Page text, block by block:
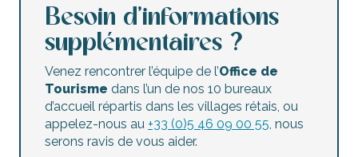
Évasion sensorielle : éveil des sens au cœur des marais
Atelier pâtisserie par l'Abeille de Ré
Visite guidée - découverte de l'ostréiculture rétaise
Le Nouveau Cirque Zavatta
Reconstruction de l'écluse du Creu d'chu
Visite d’écluses à poissons animée par l’ADEPIR
Sortie nature - Safari à marée basse
Animation Galerie des monstres en bocal
Spectacle Hyp' mersion, l'académie des Héros
Besoin d’informations
supplémentaires ?
Venez rencontrer l’équipe de l’Office de
Tourisme dans l’un de nos 10 bureaux
d’accueil répartis dans les villages rétais, ou
appelez-nous au +33 (0)5 46 09 00 55, nous
serons ravis de vous aider.